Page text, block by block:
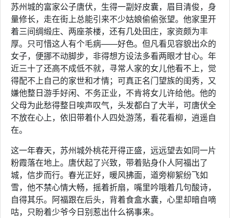
苏州城的富家公子唐伏，生得一副好皮囊，眉目清俊，身
量修长，走在街上总能引来不少姑娘偷偷张望。他家里开
着三间绸缎庄、两座茶楼，还有几处田庄，家资颇为丰
厚。只可惜这人有个毛病——好色。但凡看见容貌出众的
女子，便挪不动脚步，非得想方设法多看两眼才甘心。年
近三十了还高不成低不就，寻常人家的女儿他看不上，觉
得配不上自己的家世和才情；可真正名门望族的闺秀，又
嫌他整日游手好闲、不务正业，不肯将女儿许给他。他的
父母为此愁得整日唉声叹气，头发都白了大半，可唐伏全
不放在心上，依旧带着仆人四处游荡，看花看柳，逍遥自
在。
这一年春天，苏州城外桃花开得正盛，远远望去如同一片
粉霞落在地上。唐伏起了兴致，带着贴身仆人阿福出了
城，信步而行。春光正好，暖风拂面，道旁柳絮纷飞如
雪，他不禁心情大畅，摇着折扇，嘴里吟哦着几句酸诗，
自得其乐。阿福跟在后头，背着食盒水囊，心里却暗自嘀
咕，只盼着少爷今日别惹出什么祸事来。